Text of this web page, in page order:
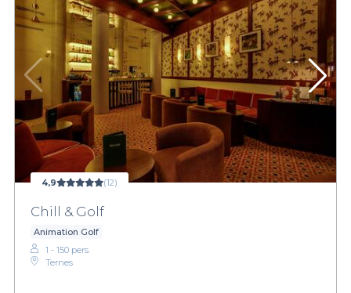
4,9 (12)
Chill & Golf
Animation Golf
1 - 150 pers.
Ternes